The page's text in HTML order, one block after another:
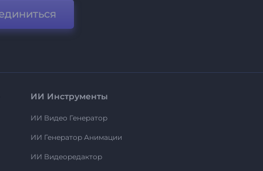
ИИ Инструменты
ИИ Видео Генератор
ИИ Генератор Анимации
ИИ Видеоредактор